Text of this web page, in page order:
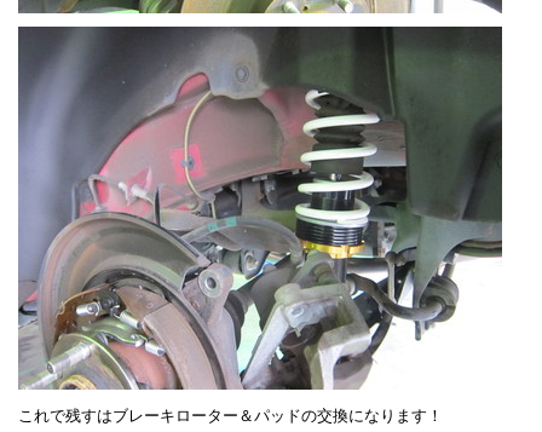
これで残すはブレーキローター＆パッドの交換になります！